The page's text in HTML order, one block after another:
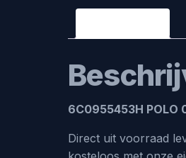
6C0955453H POLO
Direct uit voorraad